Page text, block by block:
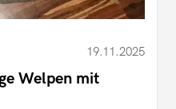
19.11.2025
Welpen mit